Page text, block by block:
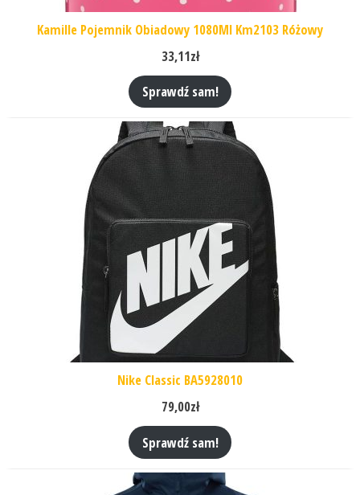
Kamille Pojemnik Obiadowy 1080Ml Km2103 Różowy
33,11zł
Sprawdź sam!
Nike Classic BA5928010
79,00zł
Sprawdź sam!